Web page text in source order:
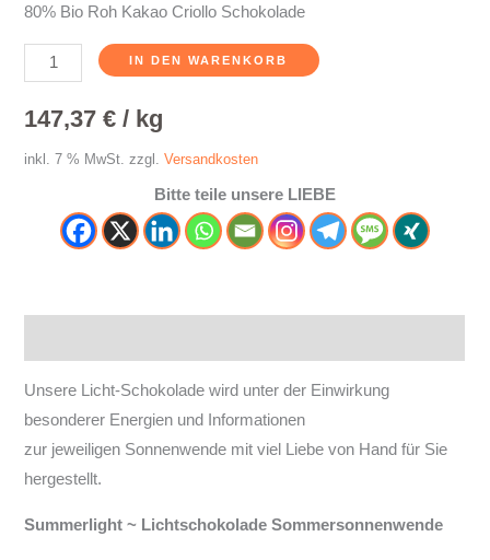
80% Bio Roh Kakao Criollo Schokolade
IN DEN WARENKORB
147,37€ / kg
inkl. 7 % MwSt. zzgl.Versandkosten
Bitte teile unsere LIEBE
Unsere Licht-Schokolade wird unter der Einwirkung
besonderer Energien und Informationen
zur jeweiligen Sonnenwende mit viel Liebe von Hand für Sie
hergestellt.
Summerlight ~ Lichtschokolade Sommersonnenwende